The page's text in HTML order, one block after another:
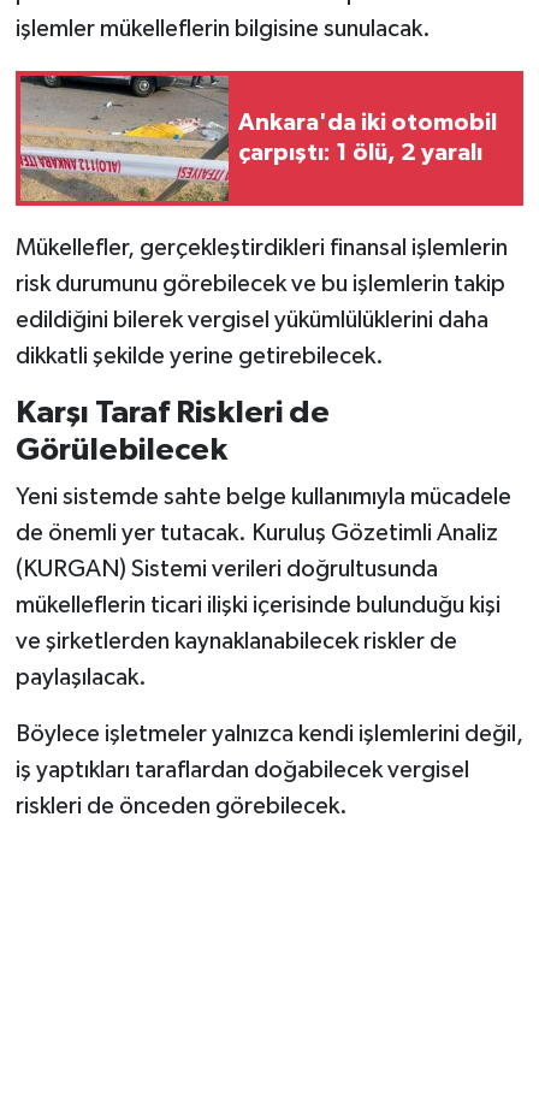
işlemler mükelleflerin bilgisine sunulacak.
Ankara'da iki otomobil
çarpıştı: 1 ölü, 2 yaralı
Mükellefler, gerçekleştirdikleri finansal işlemlerin
risk durumunu görebilecek ve bu işlemlerin takip
edildiğini bilerek vergisel yükümlülüklerini daha
dikkatli şekilde yerine getirebilecek.
Karşı Taraf Riskleri de
Görülebilecek
Yeni sistemde sahte belge kullanımıyla mücadele
de önemli yer tutacak. Kuruluş Gözetimli Analiz
(KURGAN) Sistemi verileri doğrultusunda
mükelleflerin ticari ilişki içerisinde bulunduğu kişi
ve şirketlerden kaynaklanabilecek riskler de
paylaşılacak.
Böylece işletmeler yalnızca kendi işlemlerini değil,
iş yaptıkları taraflardan doğabilecek vergisel
riskleri de önceden görebilecek.